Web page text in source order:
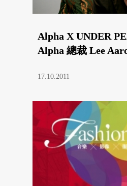
Alpha X UNDER
Alpha 總裁 Lee
17.10.2011